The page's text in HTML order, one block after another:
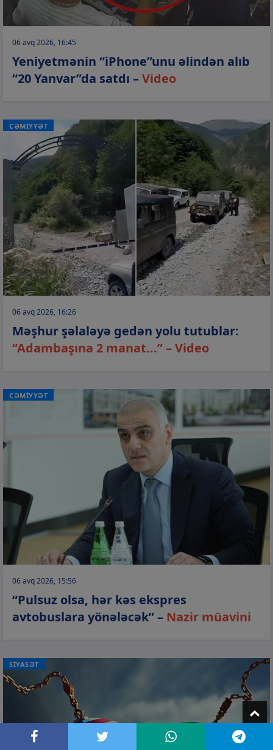
06 avq 2026, 16:45
Yeniyetmənin “iPhone”unu əlindən alıb
“20 Yanvar”da satdı –Video
CƏMİYYƏT
06 avq 2026, 16:26
Məşhur şəlaləyə gedən yolu tutublar:
“Adambaşına 2 manat...” – Video
CƏMİYYƏT
06 avq 2026, 15:56
“Pulsuz olsa, hər kəs ekspres
avtobuslara yönələcək” – Nazir müavini
SİYASƏT